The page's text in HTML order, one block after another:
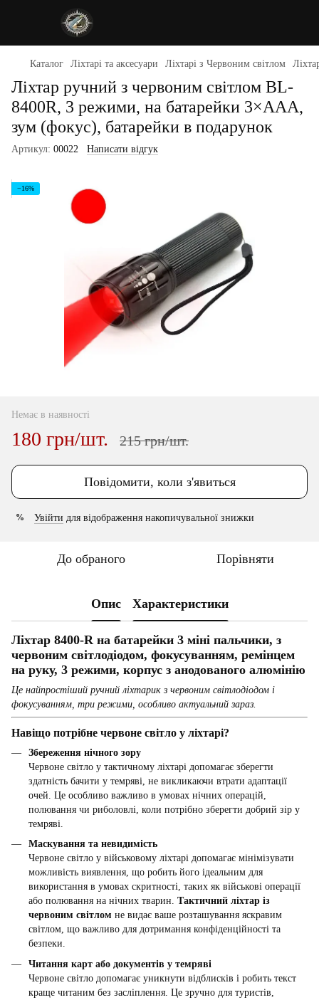
Каталог Ліхтарі та аксесуари Ліхтарі з Червоним світлом
Ліхтар ручний з червоним світлом BL-
8400R, 3 режими, на батарейки 3×AAA,
зум (фокус), батарейки в подарунок
Артикул: 00022 Написати відгук
−16%
Немає в наявності
180 грн/шт. 215 грн/шт.
Повідомити, коли з'явиться
% Увійти для відображення накопичувальної знижки
До обраного Порівняти
Опис Характеристики
Ліхтар 8400-R на батарейки 3 міні пальчики, з
червоним світлодіодом, фокусуванням, ремінцем
на руку, 3 режими, корпус з анодованого алюмінію
Це найпростіший ручний ліхтарик з червоним світлодіодом і
фокусуванням, три режими, особливо актуальний зараз.
Навіщо потрібне червоне світло у ліхтарі?
Збереження нічного зору
Червоне світло у тактичному ліхтарі допомагає зберегти
здатність бачити у темряві, не викликаючи втрати адаптації
очей. Це особливо важливо в умовах нічних операцій,
полювання чи риболовлі, коли потрібно зберегти добрий зір у
темряві.
Маскування та невидимість
Червоне світло у військовому ліхтарі допомагає мінімізувати
можливість виявлення, що робить його ідеальним для
використання в умовах скритності, таких як військові операції
або полювання на нічних тварин. Тактичний ліхтар із
червоним світлом не видає ваше розташування яскравим
світлом, що важливо для дотримання конфіденційності та
безпеки.
Читання карт або документів у темряві
Червоне світло допомагає уникнути відблисків і робить текст
краще читаним без засліплення. Це зручно для туристів,